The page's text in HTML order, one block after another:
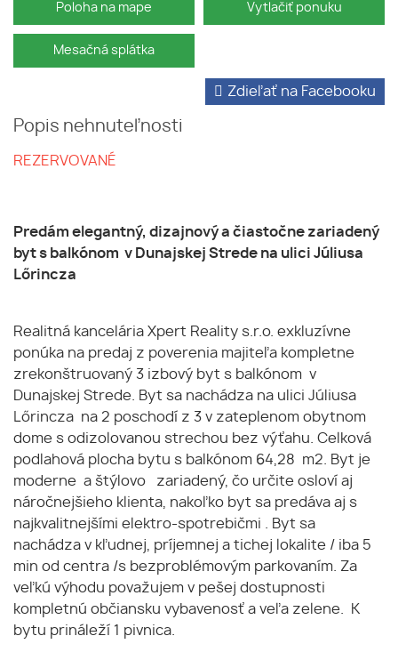
Poloha na mape Vytlačiť ponuku
Mesačná splátka
Popis nehnuteľnosti
Zdieľať na Facebooku
REZERVOVANÉ
Predám elegantný, dizajnový a čiastočne zariadený
byt s balkónom v Dunajskej Strede na ulici Júliusa
Lőrincza
Realitná kancelária Xpert Reality s.r.o. exkluzívne
ponúka na predaj z poverenia majiteľa kompletne
zrekonštruovaný 3 izbový byt s balkónom v
Dunajskej Strede. Byt sa nachádza na ulici Júliusa
Lőrincza na 2 poschodí z 3 v zateplenom obytnom
dome s odizolovanou strechou bez výťahu. Celková
podlahová plocha bytu s balkónom 64,28 m2. Byt je
moderne a štýlovo zariadený, čo určite osloví aj
náročnejšieho klienta, nakoľko byt sa predáva aj s
najkvalitnejšími elektro-spotrebičmi . Byt sa
nachádza v kľudnej, príjemnej a tichej lokalite / iba 5
min od centra /s bezproblémovým parkovaním. Za
veľkú výhodu považujem v pešej dostupnosti
kompletnú občiansku vybavenosť a veľa zelene. K
bytu prináleží 1 pivnica.